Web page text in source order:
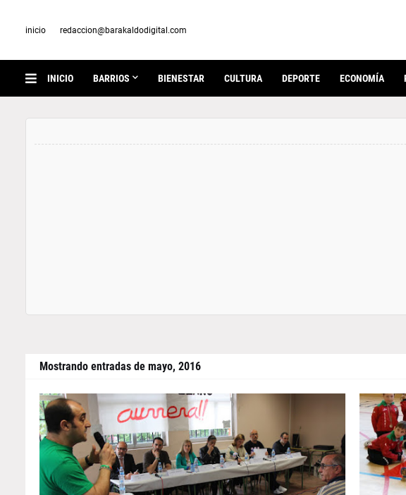
inicio redaccion@barakaldodigital.com
INICIO BARRIOS BIENESTAR CULTURA DEPORTE ECONOMÍA
Mostrando entradas de mayo, 2016